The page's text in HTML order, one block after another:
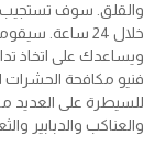
والقلق. سوف
خلال 24 ساعة.
ويساعدك على اتخاذ
فنيو مكافحة الحشرات
للسيطرة على العديد
والعناكب والدبابير